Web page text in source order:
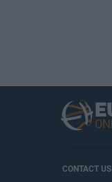
CONTACT US